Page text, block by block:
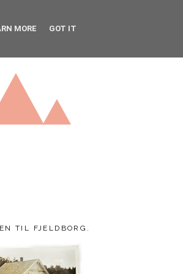
TIL FJELDBORG.
MORE GOT IT